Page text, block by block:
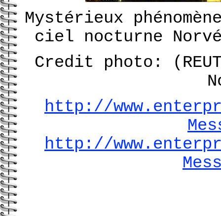
Mystérieux
ciel nocturne
Credit photo:
http://
http://